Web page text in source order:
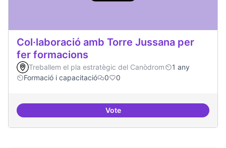
Col·laboració amb Torre Jussana per
fer formacions
Treballem el pla estratègic del Canòdrom
1 any
Formació i capacitació
0 0
VoteCol·laboració amb Torre